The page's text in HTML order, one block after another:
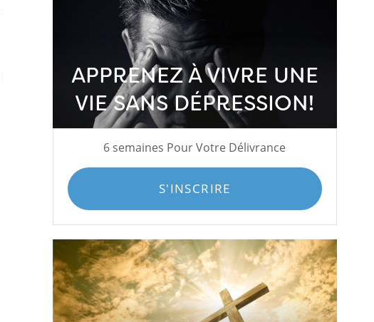
APPRENEZ À VIVRE UNE
VIE SANS DÉPRESSION!
6 semaines Pour Votre Délivrance
S'INSCRIRE